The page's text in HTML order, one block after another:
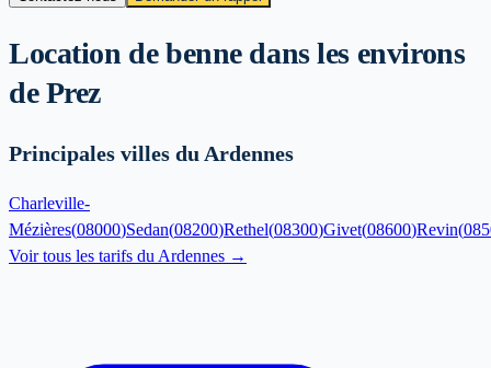
Location de benne dans les environs
dePrez
Principales villes du Ardennes
Charleville-
Mézières(08000)Sedan(08200)Rethel(08300)Givet(08600)Revin(
Voir tous les tarifs duArdennes →